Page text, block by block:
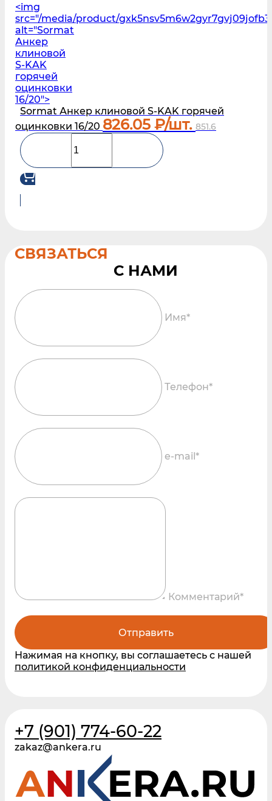
<img
src="/media/product/
alt="Sormat
Анкер
клиновой
S‑KAK
горячей
оцинковки
16/20">
Sormat Анкер клиновой S‑KAK горячей
оцинковки 16/20 826.05 ₽/шт. 851.6
СВЯЗАТЬСЯ
Имя*
Телефон*
e-mail*
Комментарий*
Отправить
Нажимая на кнопку, вы соглашаетесь с нашей
политикой конфиденциальности
+7 (901) 774-60-22
zakaz@ankera.ru